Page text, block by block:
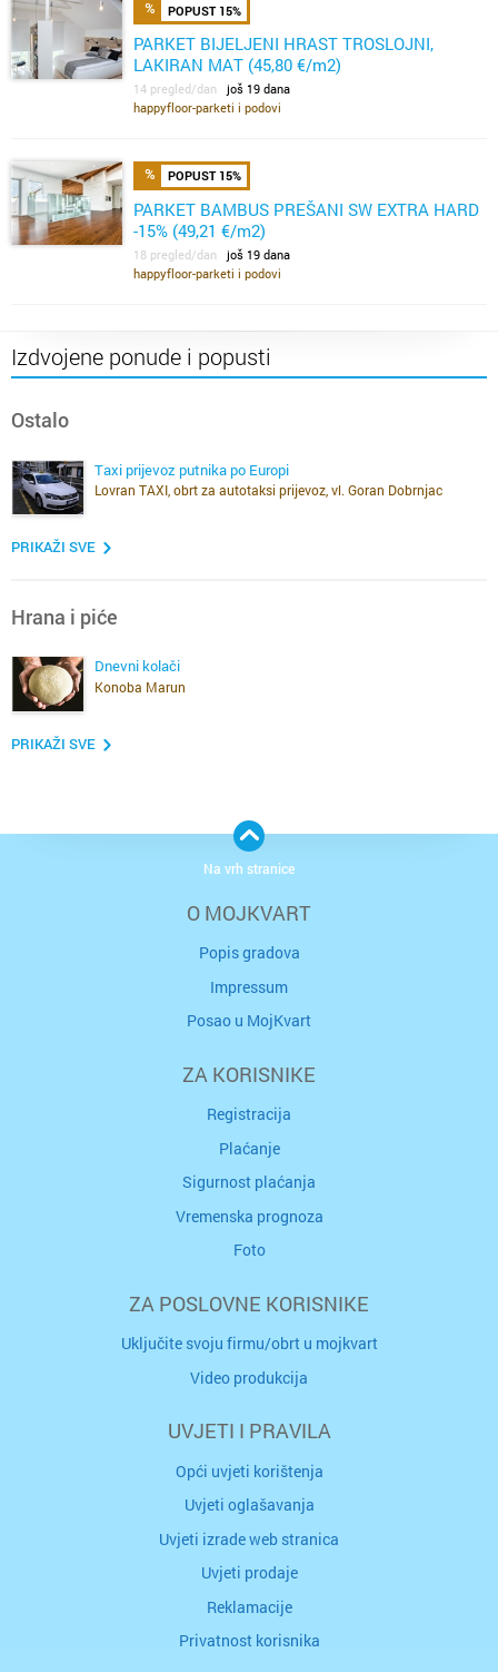
POPUST 15%
PARKET BIJELJENI HRAST TROSLOJNI,
LAKIRAN MAT (45,80 €/m2)
14 pregled/dan još 19 dana
happyfloor-parketi i podovi
POPUST 15%
PARKET BAMBUS PREŠANI SW EXTRA HARD
-15% (49,21 €/m2)
18 pregled/dan još 19 dana
happyfloor-parketi i podovi
Izdvojene ponude i popusti
Ostalo
Taxi prijevoz putnika po Europi
Lovran TAXI, obrt za autotaksi prijevoz, vl. Goran Dobrnjac
PRIKAŽI SVE
Hrana i piće
Dnevni kolači
Konoba Marun
PRIKAŽI SVE
O MOJKVART
Popis gradova
Impressum
Posao u MojKvart
ZA KORISNIKE
Registracija
Plaćanje
Sigurnost plaćanja
Vremenska prognoza
Foto
ZA POSLOVNE KORISNIKE
Uključite svoju firmu/obrt u mojkvart
Video produkcija
UVJETI I PRAVILA
Opći uvjeti korištenja
Uvjeti oglašavanja
Uvjeti izrade web stranica
Uvjeti prodaje
Reklamacije
Privatnost korisnika
Na vrh stranice